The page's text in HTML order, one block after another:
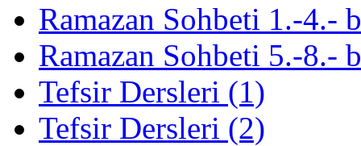
Ramazan Sohbeti 1.-4.-
Ramazan Sohbeti 5.-8.-
Tefsir Dersleri (1)
Tefsir Dersleri (2)